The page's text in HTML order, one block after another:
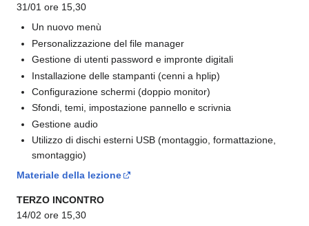
31/01 ore 15,30
Un nuovo menù
Personalizzazione del file manager
Gestione di utenti password e impronte digitali
Installazione delle stampanti (cenni a hplip)
Configurazione schermi (doppio monitor)
Sfondi, temi, impostazione pannello e scrivnia
Gestione audio
Utilizzo di dischi esterni USB (montaggio, formattazione,
smontaggio)
Materiale della lezione
TERZO INCONTRO
14/02 ore 15,30